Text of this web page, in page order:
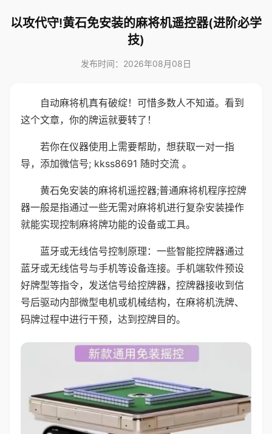
以攻代守!黄石免安装的麻将机遥控器(进阶必学
技)
发布时间：2026年08月08日
自动麻将机真有破绽！可惜多数人不知道。看到
这个文章，你的牌运就要转了！
若你在仪器使用上需要帮助，想获取一对一指
导，添加微信号; kkss8691 随时交流 。
黄石免安装的麻将机遥控器;普通麻将机程序控牌
器一般是指通过一些无需对麻将机进行复杂安装操作
就能实现控制麻将牌功能的设备或工具。
蓝牙或无线信号控制原理：一些智能控牌器通过
蓝牙或无线信号与手机等设备连接。手机端软件预设
好牌型等指令，发送信号给控牌器，控牌器接收到信
号后驱动内部微型电机或机械结构，在麻将机洗牌、
码牌过程中进行干预，达到控牌目的。